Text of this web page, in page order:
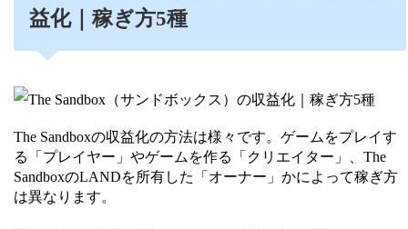
益化｜稼ぎ方5種
The Sandboxの収益化の方法は様々です。ゲームをプレイす
る「プレイヤー」やゲームを作る「クリエイター」、The
SandboxのLANDを所有した「オーナー」かによって稼ぎ方
は異なります。